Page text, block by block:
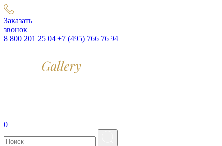
Заказать
звонок
8 800 201 25 04 +7 (495) 766 76 94
0